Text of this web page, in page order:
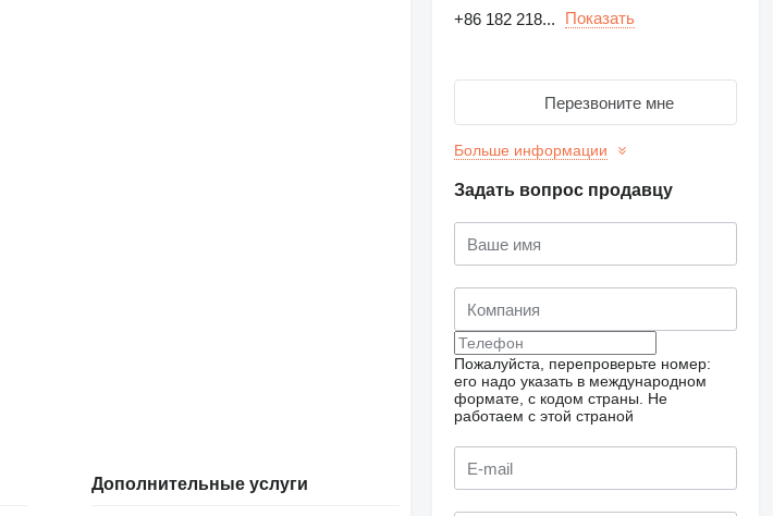
Дополнительные услуги
+86 182 218... Показать
Перезвоните мне
Больше информации
Задать вопрос продавцу
Пожалуйста, перепроверьте номер:
его надо указать в международном
формате, с кодом страны.
Не
работаем с этой страной